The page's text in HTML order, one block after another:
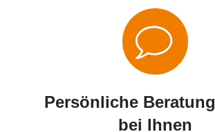
Persönliche
bei Ihnen